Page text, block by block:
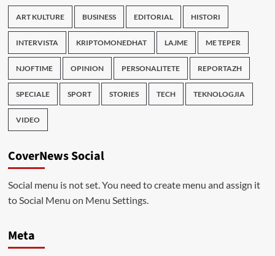
ART KULTURE BUSINESS EDITORIAL HISTORI
INTERVISTA KRIPTOMONEDHAT LAJME ME TEPER
NJOFTIME OPINION PERSONALITETE REPORTAZH
SPECIALE SPORT STORIES TECH TEKNOLOGJIA
VIDEO
CoverNews Social
Social menu is not set. You need to create menu and assign it
to Social Menu on Menu Settings.
Meta